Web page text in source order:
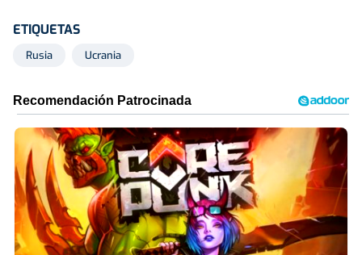
ETIQUETAS
Rusia Ucrania